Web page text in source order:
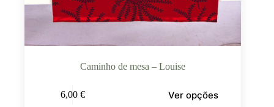
Caminho de mesa – Louise
6,00 € Ver opções